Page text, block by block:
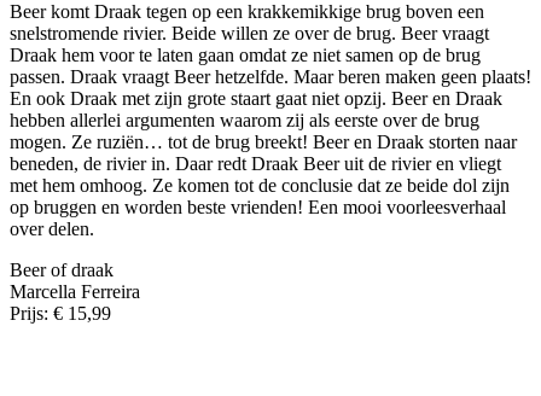
Beer komt Draak tegen op een krakkemikkige brug boven een
snelstromende rivier. Beide willen ze over de brug. Beer vraagt
Draak hem voor te laten gaan omdat ze niet samen op de brug
passen. Draak vraagt Beer hetzelfde. Maar beren maken geen plaats!
En ook Draak met zijn grote staart gaat niet opzij. Beer en Draak
hebben allerlei argumenten waarom zij als eerste over de brug
mogen. Ze ruziën… tot de brug breekt! Beer en Draak storten naar
beneden, de rivier in. Daar redt Draak Beer uit de rivier en vliegt
met hem omhoog. Ze komen tot de conclusie dat ze beide dol zijn
op bruggen en worden beste vrienden! Een mooi voorleesverhaal
over delen.
Beer of draak
Marcella Ferreira
Prijs: € 15,99